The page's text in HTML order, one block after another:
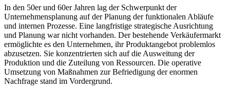
In den 50er und 60er Jahren lag der Schwerpunkt der
Unternehmensplanung auf der Planung der funktionalen Abläufe
und internen Prozesse. Eine langfristige strategische Ausrichtung
und Planung war nicht vorhanden. Der bestehende Verkäufermarkt
ermöglichte es den Unternehmen, ihr Produktangebot problemlos
abzusetzen. Sie konzentrierten sich auf die Ausweitung der
Produktion und die Zuteilung von Ressourcen. Die operative
Umsetzung von Maßnahmen zur Befriedigung der enormen
Nachfrage stand im Vordergrund.